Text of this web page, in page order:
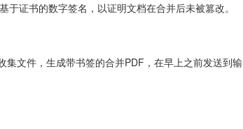
证书的数字签名，以证明文档在合并后未被篡改。
文件，生成带书签的合并PDF，在早上之前发送到输